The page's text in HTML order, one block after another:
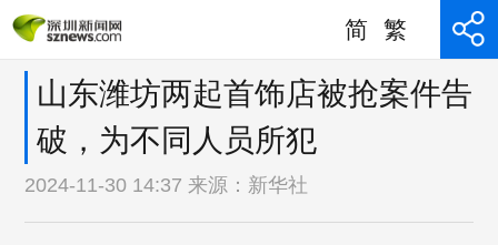
简 繁
山东潍坊两起首饰店被抢案件告
破，为不同人员所犯
2024-11-30 14:37 来源： 新华社